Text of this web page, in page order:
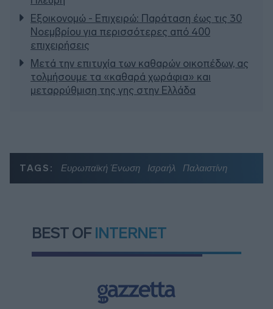
Εξοικονομώ - Επιχειρώ: Παράταση έως τις 30
Νοεμβρίου για περισσότερες από 400
επιχειρήσεις
Μετά την επιτυχία των καθαρών οικοπέδων, ας
τολμήσουμε τα «καθαρά χωράφια» και
μεταρρύθμιση της γης στην Ελλάδα
TAGS: Ευρωπαϊκή Ένωση Ισραήλ Παλαιστίνη
BEST OF INTERNET